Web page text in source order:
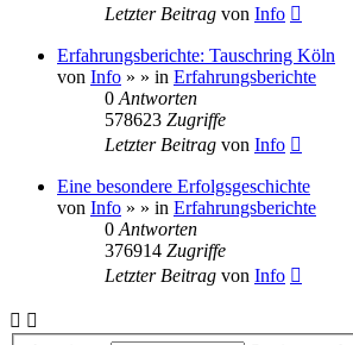
Letzter Beitrag von Info
Erfahrungsberichte: Tauschring Köln
von Info » » in Erfahrungsberichte
0 Antworten
578623 Zugriffe
Letzter Beitrag von Info
Eine besondere Erfolgsgeschichte
von Info » » in Erfahrungsberichte
0 Antworten
376914 Zugriffe
Letzter Beitrag von Info